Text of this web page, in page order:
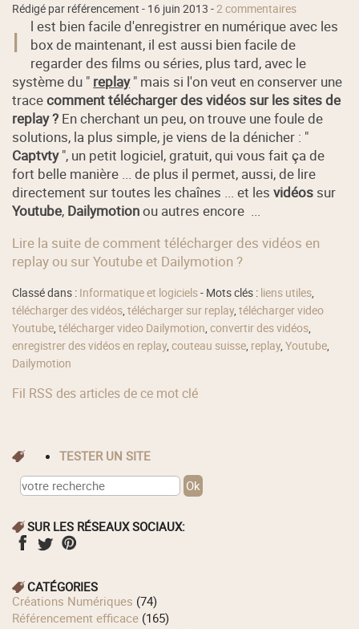
Rédigé par référencement - 16 juin 2013 -2 commentaires
I
l est bien facile d'enregistrer en numérique avec les
box de maintenant, il est aussi bien facile de
regarder des films ou séries, plus tard, avec le
système du " replay" mais si l'on veut en conserver une
tracecomment télécharger des vidéos sur les sites de
replay ? En cherchant un peu, on trouve une foule de
solutions, la plus simple, je viens de la dénicher : "
Captvty", un petit logiciel, gratuit, qui vous fait ça de
fort belle manière ... de plus il permet, aussi, de lire
directement sur toutes les chaînes ... et lesvidéos sur
Youtube, Dailymotionou autres encore ...
Lire la suite de comment télécharger des vidéos en
replay ou sur Youtube et Dailymotion ?
Classé dans : Informatique et logiciels- Mots clés : liens utiles,
télécharger des vidéos,télécharger sur replay,télécharger video
Youtube,télécharger video Dailymotion,convertir des vidéos,
enregistrer des vidéos en replay,couteau suisse, replay,Youtube,
Dailymotion
Fil RSS des articles de ce mot clé
TESTER UN SITE
SUR LES RÉSEAUX SOCIAUX:
CATÉGORIES
Créations Numériques (74)
Référencement efficace (165)